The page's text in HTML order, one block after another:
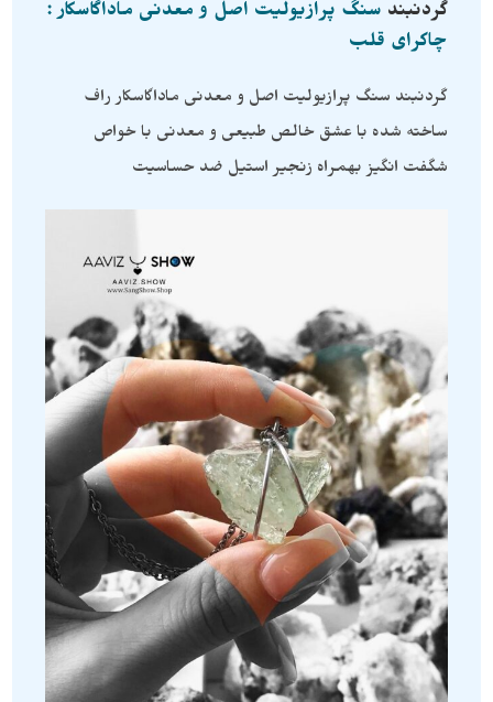
گردنبند سنگ پرازیولیت اصل و معدنی ماداگاسکار :
چاکرای قلب
گردنبند سنگ پرازیولیت اصل و معدنی ماداگاسکار راف
ساخته شده با عشق خالص طبیعی و معدنی با خواص
شگفت انگیز بهمراه زنجیر استیل ضد حساسیت